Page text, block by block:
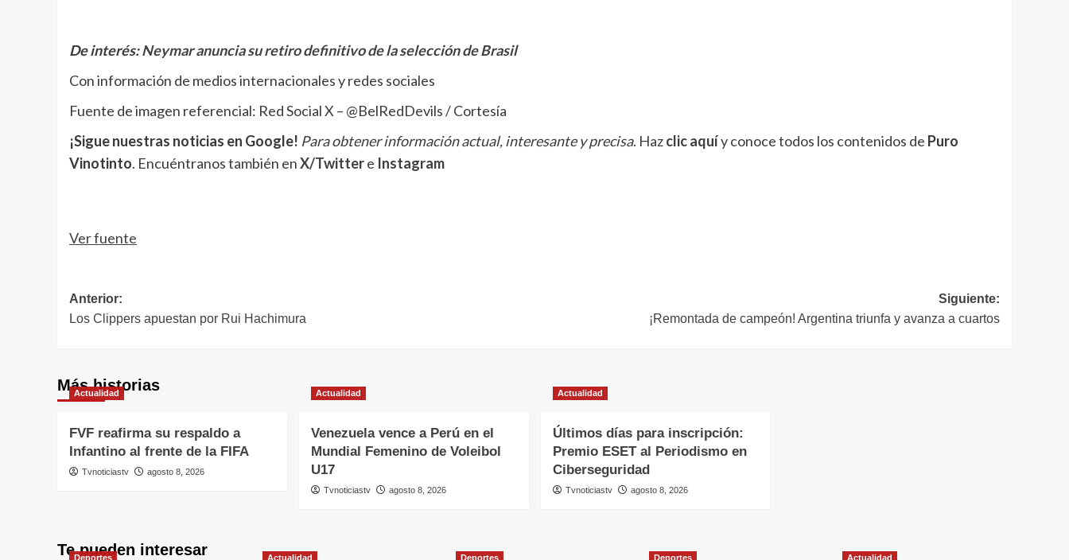
De interés:Neymar anuncia su retiro definitivo de la selección de Brasil
Con información de medios internacionales y redes sociales
Fuente de imagen referencial: Red Social X – @BelRedDevils / Cortesía
¡Sigue nuestras noticias en Google! Para obtener información actual, interesante y precisa. Hazclic aquíy conoce todos los contenidos de Puro
Vinotinto. Encuéntranos también enX/Twittere Instagram
Ver fuente
Navegación
de
Anterior:
Los Clippers apuestan por Rui Hachimura
Siguiente:
¡Remontada de campeón! Argentina triunfa y avanza a cuartos
Más historias
Actualidad
FVF reafirma su respaldo a
Infantino al frente de la FIFA
Tvnoticiastv agosto 8, 2026
Actualidad
Venezuela vence a Perú en el
Mundial Femenino de Voleibol
U17
Tvnoticiastv agosto 8, 2026
Actualidad
Últimos días para inscripción:
Premio ESET al Periodismo en
Ciberseguridad
Tvnoticiastv agosto 8, 2026
Te pueden interesar
Deportes Actualidad Deportes Deportes Actualidad